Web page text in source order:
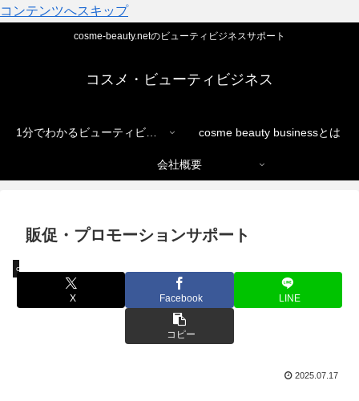
コンテンツへスキップ
cosme-beauty.netのビューティビジネスサポート
コスメ・ビューティビジネス
1分でわかるビューティビジネス cosme beauty businessとは
会社概要
販促・プロモーションサポート
cosme beauty net
X Facebook LINE
コピー
2025.07.17